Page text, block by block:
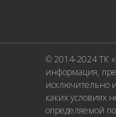
© 2014-2024 ТК
информация,
исключительно
каких условиях
определяемой